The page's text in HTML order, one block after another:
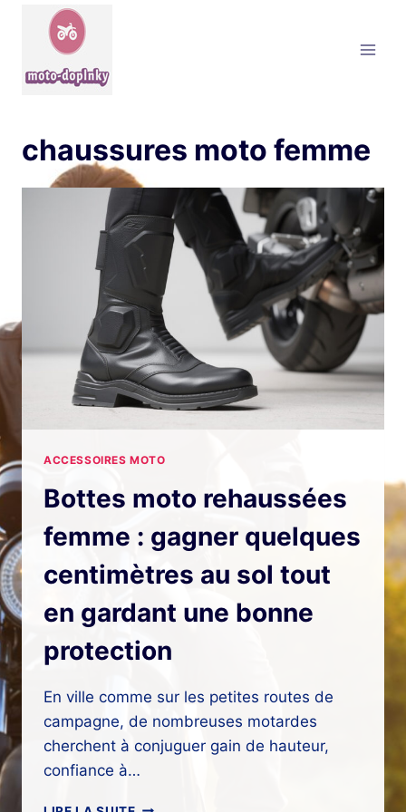
chaussures moto femme
ACCESSOIRES MOTO
Bottes moto rehaussées
femme : gagner quelques
centimètres au sol tout
en gardant une bonne
protection
En ville comme sur les petites routes de
campagne, de nombreuses motardes
cherchent à conjuguer gain de hauteur,
confiance à…
BOTTES